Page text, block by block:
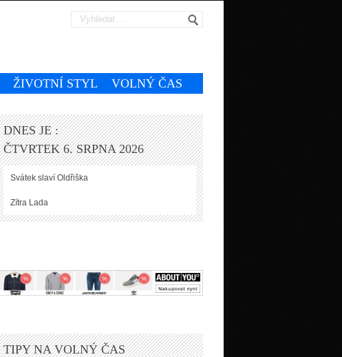
ŽIVOTNÍ STYL VOLNÝ ČAS
DNES JE :
ČTVRTEK 6. SRPNA 2026
Svátek slaví Oldřiška
Zítra Lada
TIPY NA VOLNÝ ČAS